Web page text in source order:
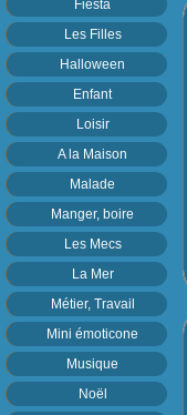
Fiesta
Les Filles
Halloween
Enfant
Loisir
A la Maison
Malade
Manger, boire
Les Mecs
La Mer
Métier, Travail
Mini émoticone
Musique
Noël